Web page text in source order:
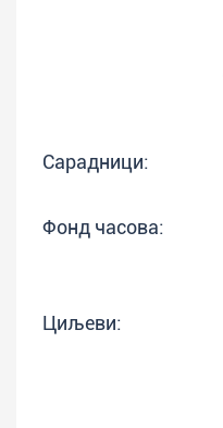
Сарадници:
Фонд часова:
Циљеви: